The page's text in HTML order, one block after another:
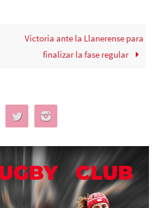
Victoria ante la Llanerense para
finalizar la fase regular